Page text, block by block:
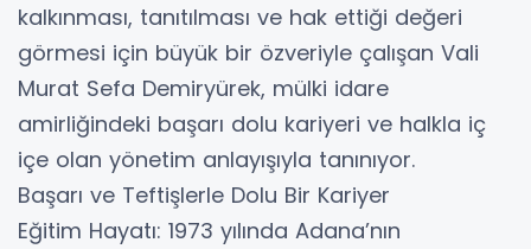
kalkınması, tanıtılması ve hak ettiği değeri
görmesi için büyük bir özveriyle çalışan Vali
Murat Sefa Demiryürek, mülki idare
amirliğindeki başarı dolu kariyeri ve halkla iç
içe olan yönetim anlayışıyla tanınıyor.
​Başarı ve Teftişlerle Dolu Bir Kariyer
​Eğitim Hayatı: 1973 yılında Adana’nın